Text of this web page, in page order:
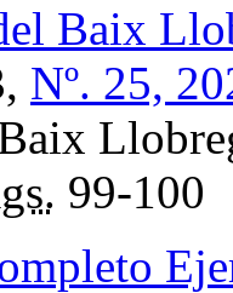
Baix
Nº. 25,
99-100